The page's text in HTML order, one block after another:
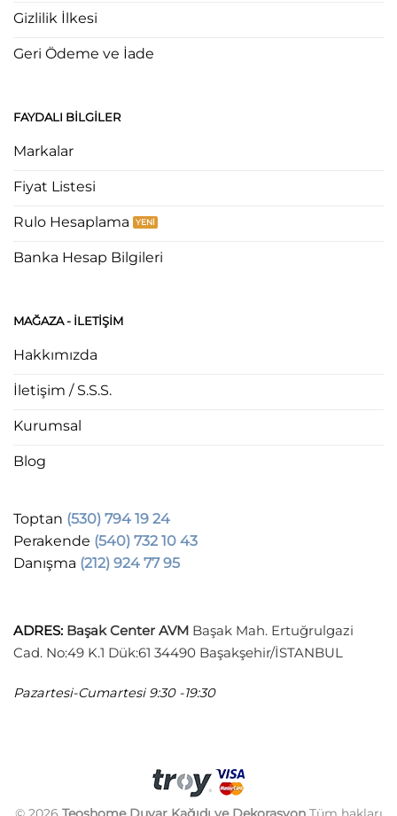
Gizlilik İlkesi
Geri Ödeme ve İade
FAYDALI BILGILER
Markalar
Fiyat Listesi
Rulo Hesaplama
Banka Hesap Bilgileri
MAĞAZA - ILETIŞIM
Hakkımızda
İletişim / S.S.S.
Kurumsal
Blog
Toptan (530) 794 19 24
Perakende (540) 732 10 43
Danışma (212) 924 77 95
ADRES: Başak Center AVM Başak Mah. Ertuğrulgazi
Cad. No:49 K.1 Dük:61 34490 Başakşehir/İSTANBUL
Pazartesi-Cumartesi 9:30 -19:30